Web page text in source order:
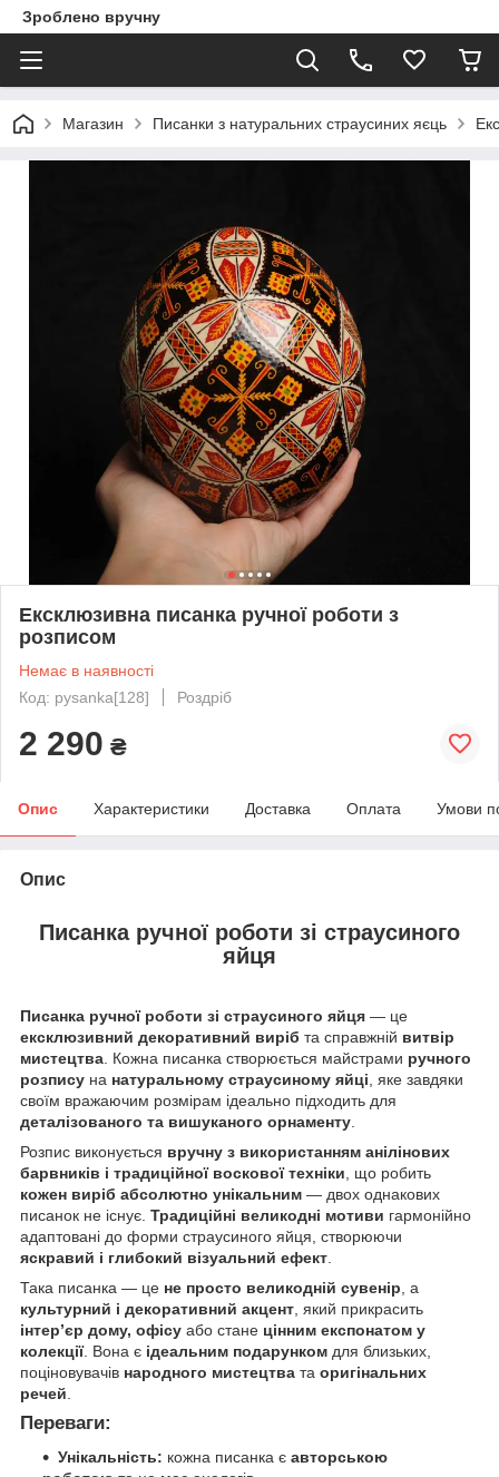
Зроблено вручну
Магазин Писанки з натуральних страусиних яєць
Ексклюзивна писанка ручної роботи з
розписом
Немає в наявності
Код: pysanka[128]
Роздріб
2 290 ₴
Опис Характеристики Доставка Оплата Умови
Опис
Писанка ручної роботи зі страусиного
яйця
Писанка ручної роботи зі страусиного яйця — це
ексклюзивний декоративний виріб та справжній витвір
мистецтва. Кожна писанка створюється майстрами ручного
розпису на натуральному страусиному яйці, яке завдяки
своїм вражаючим розмірам ідеально підходить для
деталізованого та вишуканого орнаменту.
Розпис виконується вручну з використанням анілінових
барвників і традиційної воскової техніки, що робить
кожен виріб абсолютно унікальним — двох однакових
писанок не існує. Традиційні великодні мотиви гармонійно
адаптовані до форми страусиного яйця, створюючи
яскравий і глибокий візуальний ефект.
Така писанка — це не просто великодній сувенір, а
культурний і декоративний акцент, який прикрасить
інтер’єр дому, офісу або стане цінним експонатом у
колекції. Вона є ідеальним подарунком для близьких,
поціновувачів народного мистецтва та оригінальних
речей.
Переваги:
Унікальність: кожна писанка є авторською